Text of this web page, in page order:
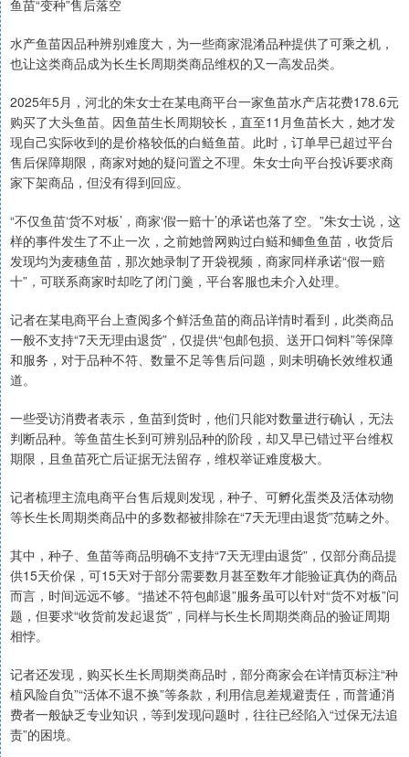
鱼苗“变种”售后落空
水产鱼苗因品种辨别难度大，为一些商家混淆品种提供了可乘之机，
也让这类商品成为长生长周期类商品维权的又一高发品类。
2025年5月，河北的朱女士在某电商平台一家鱼苗水产店花费178.6元
购买了大头鱼苗。因鱼苗生长周期较长，直至11月鱼苗长大，她才发
现自己实际收到的是价格较低的白鲢鱼苗。此时，订单早已超过平台
售后保障期限，商家对她的疑问置之不理。朱女士向平台投诉要求商
家下架商品，但没有得到回应。
“不仅鱼苗‘货不对板’，商家‘假一赔十’的承诺也落了空。”朱女士说，这
样的事件发生了不止一次，之前她曾网购过白鲢和鲫鱼鱼苗，收货后
发现均为麦穗鱼苗，那次她录制了开袋视频，商家同样承诺“假一赔
十”，可联系商家时却吃了闭门羹，平台客服也未介入处理。
记者在某电商平台上查阅多个鲜活鱼苗的商品详情时看到，此类商品
一般不支持“7天无理由退货”，仅提供“包邮包损、送开口饲料”等保障
和服务，对于品种不符、数量不足等售后问题，则未明确长效维权通
道。
一些受访消费者表示，鱼苗到货时，他们只能对数量进行确认，无法
判断品种。等鱼苗生长到可辨别品种的阶段，却又早已错过平台维权
期限，且鱼苗死亡后证据无法留存，维权举证难度极大。
记者梳理主流电商平台售后规则发现，种子、可孵化蛋类及活体动物
等长生长周期类商品中的多数都被排除在“7天无理由退货”范畴之外。
其中，种子、鱼苗等商品明确不支持“7天无理由退货”，仅部分商品提
供15天价保，可15天对于部分需要数月甚至数年才能验证真伪的商品
而言，时间远远不够。“描述不符包邮退”服务虽可以针对“货不对板”问
题，但要求“收货前发起退货”，同样与长生长周期类商品的验证周期
相悖。
记者还发现，购买长生长周期类商品时，部分商家会在详情页标注“种
植风险自负”“活体不退不换”等条款，利用信息差规避责任，而普通消
费者一般缺乏专业知识，等到发现问题时，往往已经陷入“过保无法追
责”的困境。